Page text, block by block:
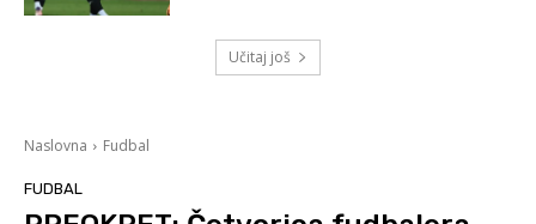
Učitaj još